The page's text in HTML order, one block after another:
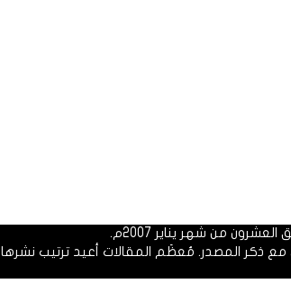
ذكر المصدر. مُعظَم المقالات أعيد ترتيب نشرها